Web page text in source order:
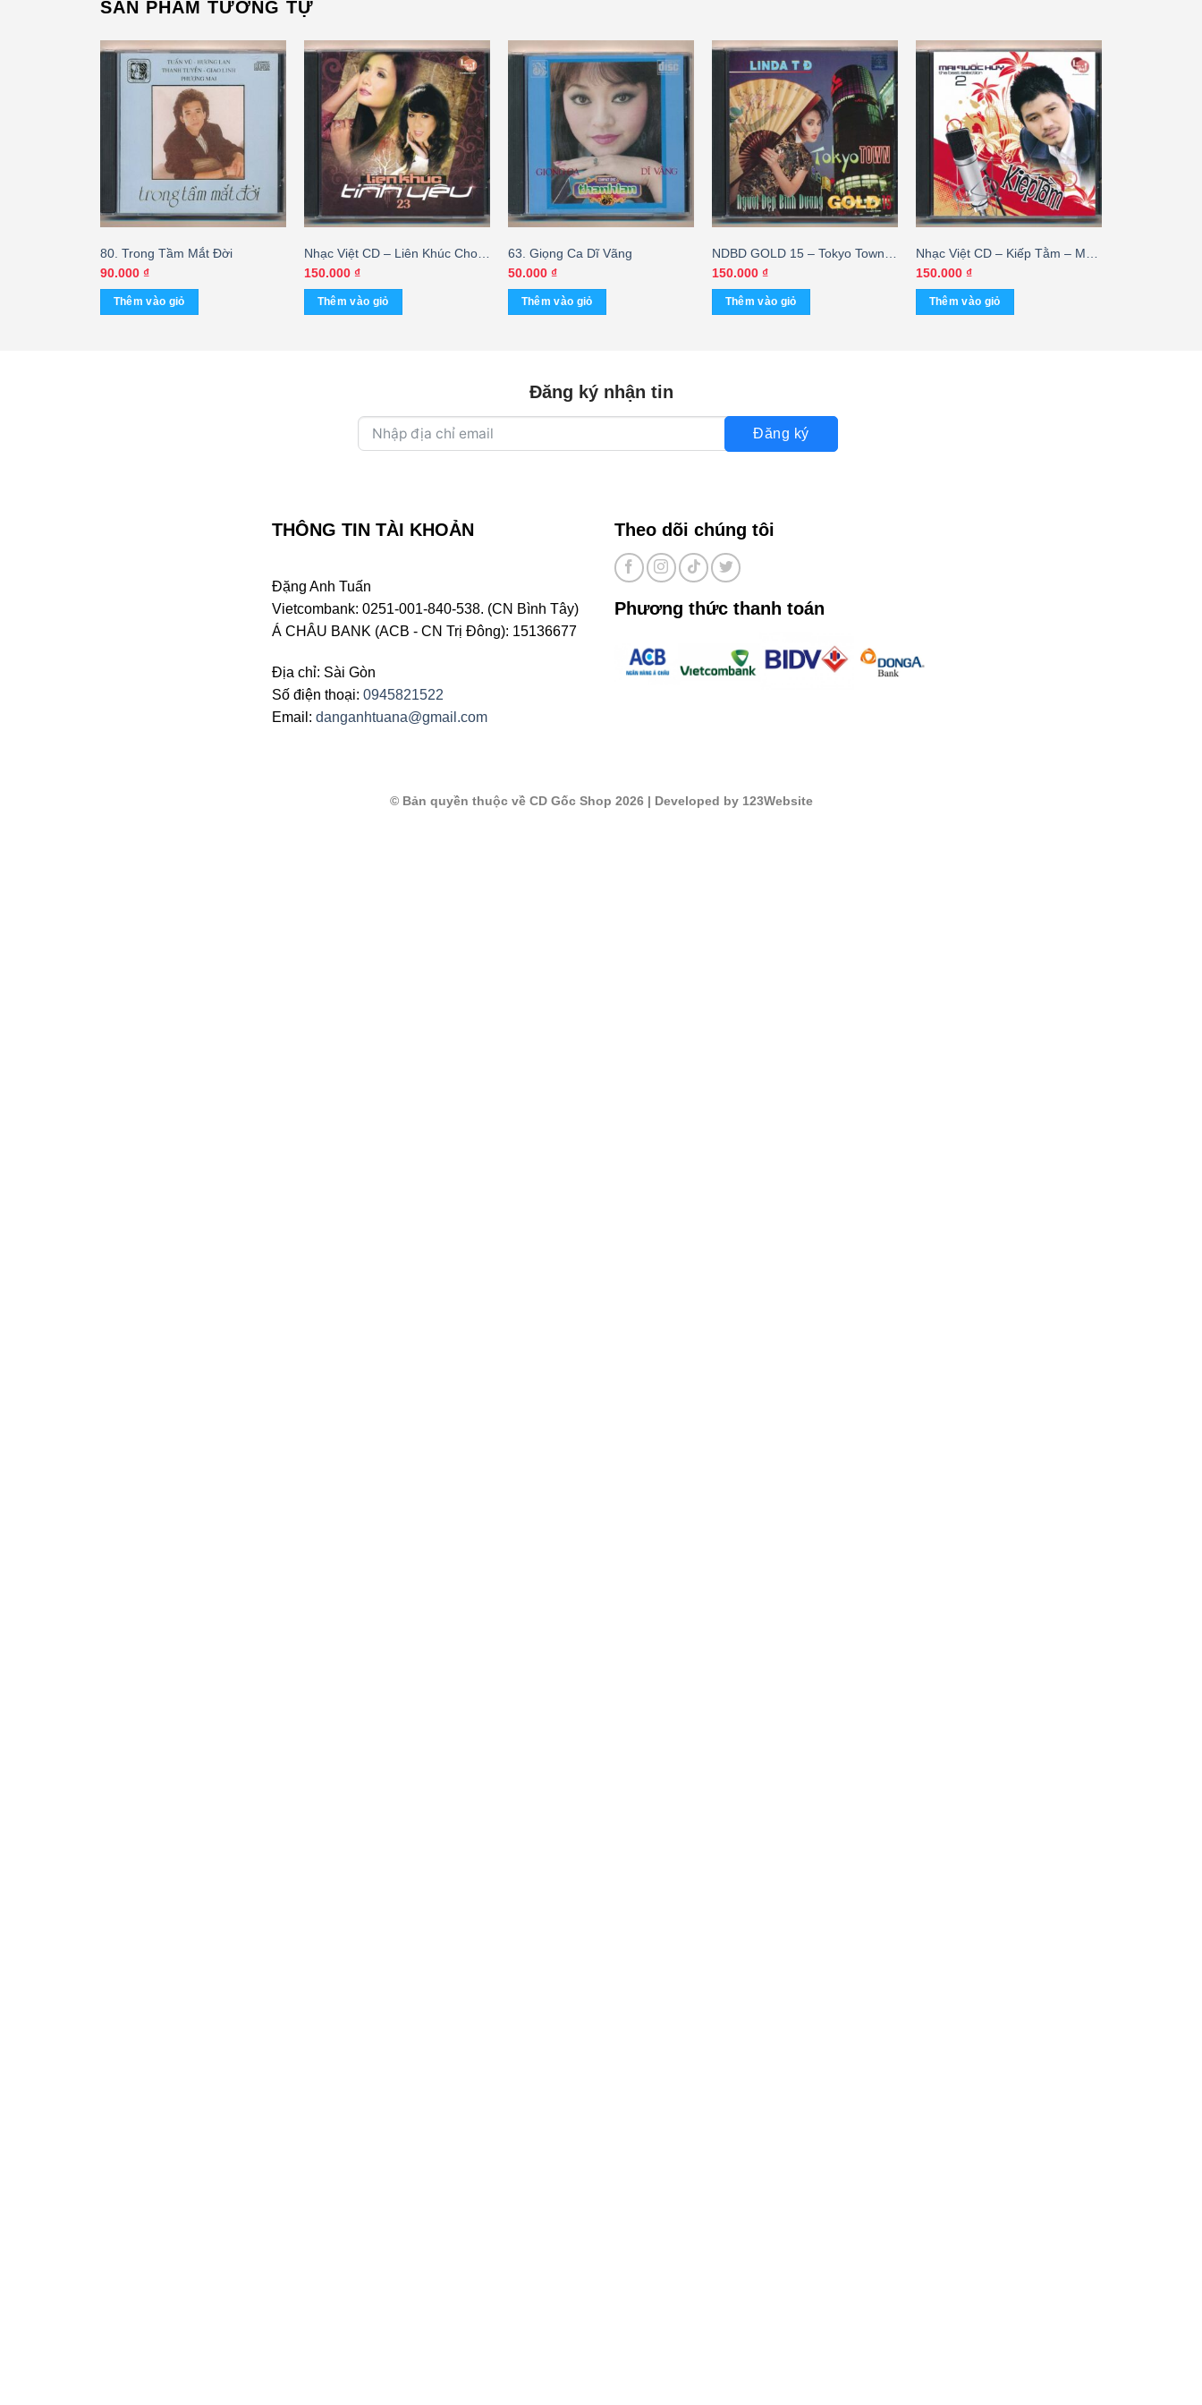
SẢN PHẨM TƯƠNG TỰ
80. Trong Tầm Mắt Đời
90.000 ₫
Thêm vào giỏ
Nhạc Việt CD – Liên Khúc Cho
Tình Yêu 23
150.000 ₫
Thêm vào giỏ
63. Giọng Ca Dĩ Vãng
50.000 ₫
Thêm vào giỏ
NDBD GOLD 15 – Tokyo Town –
Lynda Trang Đài – cái
150.000 ₫
Thêm vào giỏ
Nhạc Việt CD – Kiếp Tằm – Mai
Quốc Huy 2
150.000 ₫
Thêm vào giỏ
Đăng ký nhận tin
Đăng ký
THÔNG TIN TÀI KHOẢN
Đặng Anh Tuấn
Vietcombank: 0251-001-840-538. (CN Bình Tây)
Á CHÂU BANK (ACB - CN Trị Đông): 15136677
Địa chỉ: Sài Gòn
Số điện thoại: 0945821522
Email: danganhtuana@gmail.com
Theo dõi chúng tôi
Phương thức thanh toán
© Bản quyền thuộc về CD Gốc Shop 2026| Developed by 123Website